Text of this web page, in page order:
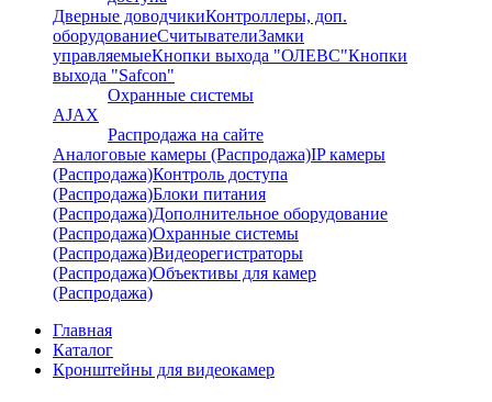
Дверные доводчикиКонтроллеры, доп.
оборудованиеСчитывателиЗамки
управляемыеКнопки выхода "ОЛЕВС"Кнопки
выхода "Safcon"
Охранные системы
AJAX
Распродажа на сайте
Аналоговые камеры (Распродажа)IP камеры
(Распродажа)Контроль доступа
(Распродажа)Блоки питания
(Распродажа)Дополнительное оборудование
(Распродажа)Охранные системы
(Распродажа)Видеорегистраторы
(Распродажа)Объективы для камер
(Распродажа)
Главная
Каталог
Кронштейны для видеокамер